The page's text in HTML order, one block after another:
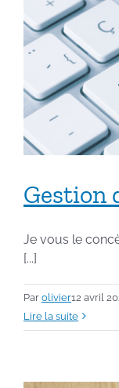
Gestion
Je vous le
[...]
Par olivier12 avril
Lire la suite